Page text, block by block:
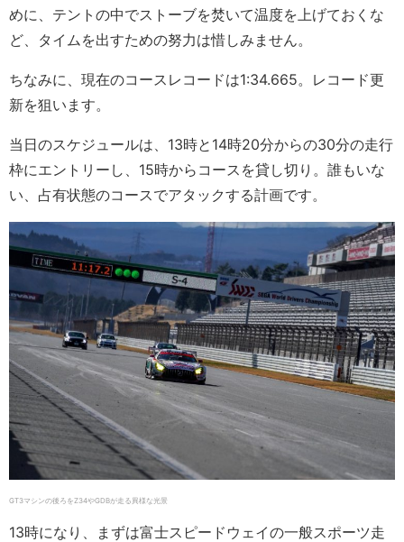
めに、テントの中でストーブを焚いて温度を上げておくな
ど、タイムを出すための努力は惜しみません。
ちなみに、現在のコースレコードは1:34.665。レコード更
新を狙います。
当日のスケジュールは、13時と14時20分からの30分の走行
枠にエントリーし、15時からコースを貸し切り。誰もいな
い、占有状態のコースでアタックする計画です。
GT3マシンの後ろをZ34やGDBが走る異様な光景
13時になり、まずは富士スピードウェイの一般スポーツ走